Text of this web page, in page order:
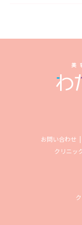
お問い合わせ
クリニッ